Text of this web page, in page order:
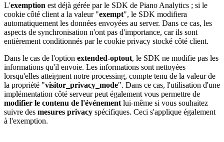
L'exemption est déjà gérée par le SDK de Piano Analytics ; si le
cookie côté client a la valeur "exempt", le SDK modifiera
automatiquement les données envoyées au server. Dans ce cas, les
aspects de synchronisation n'ont pas d'importance, car ils sont
entièrement conditionnés par le cookie privacy stocké côté client.
Dans le cas de l'option extended-optout, le SDK ne modifie pas les
informations qu'il envoie. Les informations sont nettoyées
lorsqu'elles atteignent notre processing, compte tenu de la valeur de
la propriété "visitor_privacy_mode". Dans ce cas, l'utilisation d'une
implémentation côté serveur peut également vous permettre de
modifier le contenu de l'événement lui-même si vous souhaitez
suivre des mesures privacy spécifiques. Ceci s'applique également
à l'exemption.